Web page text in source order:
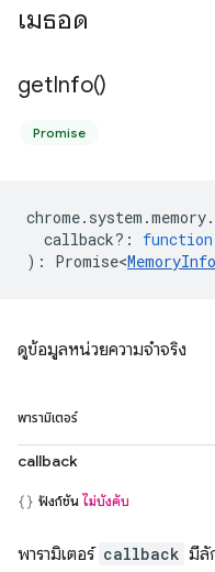
เมธอด
getInfo()
Promise
chrome. system .memory.
callback? : function
) : Promise<MemoryInfo
ดูข้อมูลหน่วยความจำจริง
พารามิเตอร์
callback
ฟังก์ชัน ไม่บังคับ
พารามิเตอร์ callback มีลั